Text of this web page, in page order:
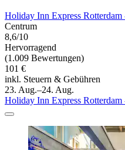
Holiday Inn Express
Centrum
8,6/10
Hervorragend
(1.009 Bewertungen)
101 €
inkl. Steuern & Gebühren
23. Aug.–24. Aug.
Holiday Inn Express